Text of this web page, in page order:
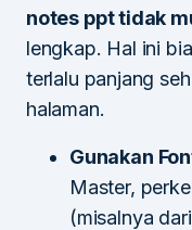
notes ppt tidak
lengkap. Hal ini
terlalu panjang
halaman.
Gunakan
Master,
(misalnya